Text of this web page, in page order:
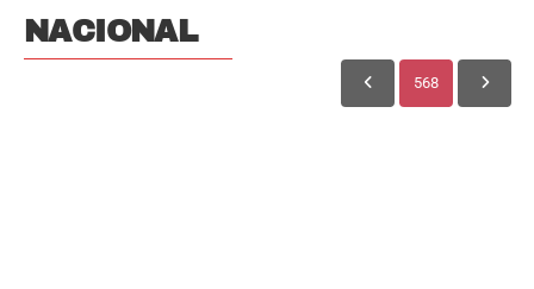
NACIONAL
568